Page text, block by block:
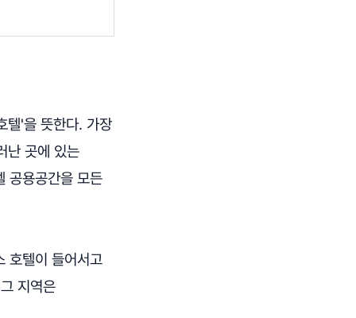
텔'을 뜻한다. 가장
난 곳에 있는
공용공간을 모든
호텔이 들어서고
지역은